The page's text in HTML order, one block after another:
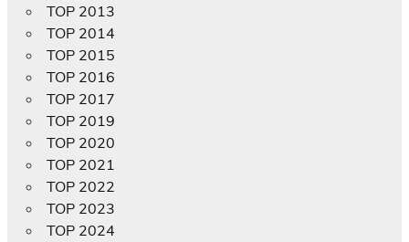
TOP 2013
TOP 2014
TOP 2015
TOP 2016
TOP 2017
TOP 2019
TOP 2020
TOP 2021
TOP 2022
TOP 2023
TOP 2024